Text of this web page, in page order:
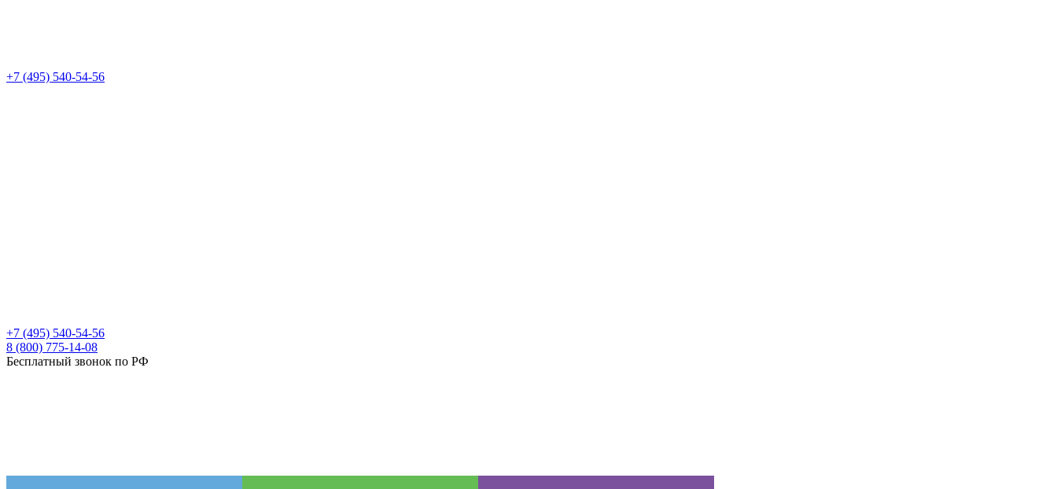
+7 (495) 540-54-56
+7 (495) 540-54-56
8 (800) 775-14-08
Бесплатный звонок по РФ